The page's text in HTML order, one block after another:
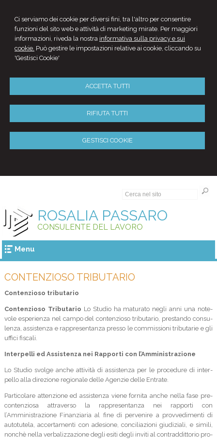
Ci serviamo dei cookie per diversi fini, tra l'altro per consentire
funzioni del sito web e attività di marketing mirate. Per maggiori
informazioni, riveda la nostra informativa sulla privacy e sui
cookie. Può gestire le impostazioni relative ai cookie, cliccando su
'Gestisci Cookie'
ACCETTA TUTTI
RIFIUTA TUTTI
GESTISCI COOKIE
ROSALIA PASSARO
CONSULENTE DEL LAVORO
Menu
CONTENZIOSO TRIBUTARIO
Contenzioso tributario
Con­ten­zioso Tri­bu­ta­rio Lo Stu­dio ha matu­rato negli anni una note­
vole espe­rienza nel campo del con­ten­zioso tri­bu­ta­rio, pre­stando con­su­
lenza, assi­stenza e rap­pre­sen­tanza presso le com­mis­sioni tri­bu­ta­rie e gli
uffici fiscali.
Inter­pelli ed Assi­stenza nei Rap­porti con l’Amministrazione
Lo Stu­dio svolge anche atti­vità di assi­stenza per le pro­ce­dure di inter­
pello alla dire­zione regio­nale delle Agen­zie delle Entrate.
Par­ti­co­lare atten­zione ed assi­stenza viene for­nita anche nella fase pre-
contenziosa attra­verso la rap­pre­sen­tanza nei rap­porti con
l’Amministrazione Finan­zia­ria al fine di per­ve­nire a prov­ve­di­menti di
auto­tu­tela, accer­ta­menti con ade­sione, con­ci­lia­zioni giu­di­ziali, e simili,
non­chè nella ver­ba­liz­za­zione degli esiti degli inviti al con­trad­dit­to­rio pro­